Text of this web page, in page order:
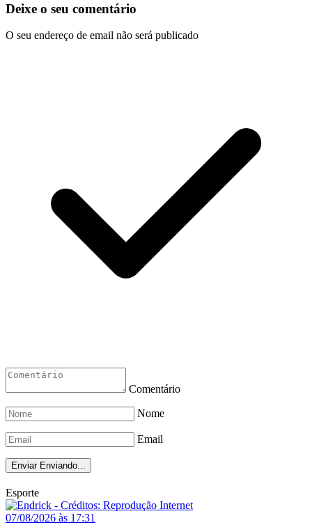
Deixe o seu comentário
O seu endereço de email não será publicado
Comentário
Nome
Email
Enviar Enviando...
Esporte
07/08/2026 às 17:31